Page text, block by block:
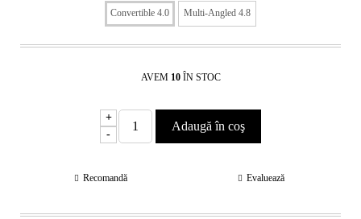
Convertible 4.0
Multi-Angled 4.8
AVEM 10 ÎN STOC
+
-
Recomandă Evaluează